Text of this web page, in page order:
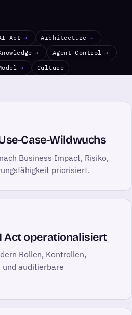
Act → Architecture →
→ Agent Control
→
→ Culture
Case-Wildwuchs
Business Impact, Risiko,
priorisiert.
Act operationalisiert
Rollen, Kontrollen,
und auditierbare